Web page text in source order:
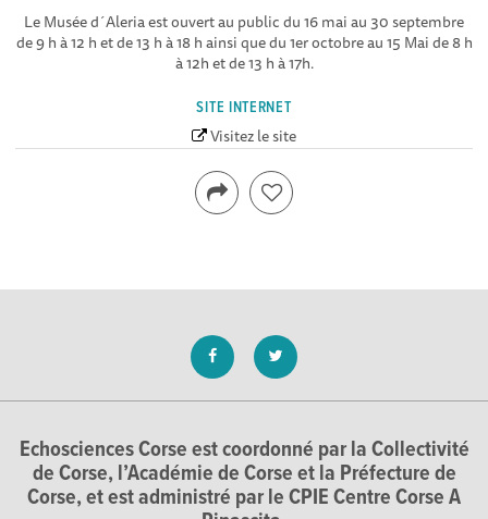
Le Musée d´Aleria est ouvert au public du 16 mai au 30 septembre
de 9 h à 12 h et de 13 h à 18 h ainsi que du 1er octobre au 15 Mai de 8 h
à 12h et de 13 h à 17h.
SITE INTERNET
Visitez le site
Echosciences Corse est coordonné par la Collectivité
de Corse, l’Académie de Corse et la Préfecture de
Corse, et est administré par le CPIE Centre Corse A